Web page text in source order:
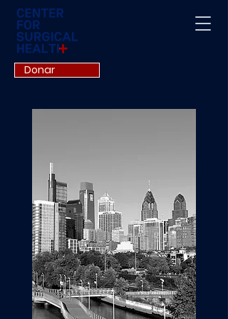
Donar